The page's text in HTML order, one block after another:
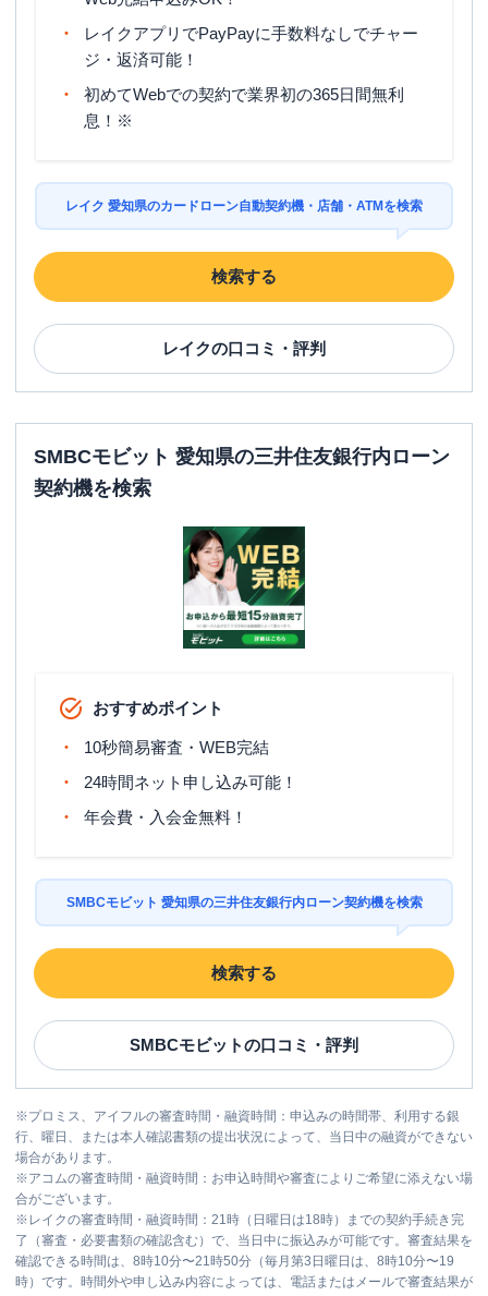
レイクアプリでPayPayに手数料なしでチャー
ジ・返済可能！
初めてWebでの契約で業界初の365日間無利
息！※
レイク 愛知県のカードローン自動契約機・店舗・ATMを検索
検索する
レイクの口コミ・評判
SMBCモビット 愛知県の三井住友銀行内ローン
契約機を検索
おすすめポイント
10秒簡易審査・WEB完結
24時間ネット申し込み可能！
年会費・入会金無料！
SMBCモビット 愛知県の三井住友銀行内ローン契約機を検索
検索する
SMBCモビットの口コミ・評判
※プロミス、アイフルの審査時間・融資時間：申込みの時間帯、利用する銀
行、曜日、または本人確認書類の提出状況によって、当日中の融資ができない
場合があります。
※アコムの審査時間・融資時間：お申込時間や審査によりご希望に添えない場
合がございます。
※ レイクの審査時間・融資時間：21時（日曜日は18時）までの契約手続き完
了（審査・必要書類の確認含む）で、当日中に振込みが可能です。審査結果を
確認できる時間は、8時10分〜21時50分（毎月第3日曜日は、8時10分〜19
時）です。時間外や申し込み内容によっては、電話またはメールで審査結果が